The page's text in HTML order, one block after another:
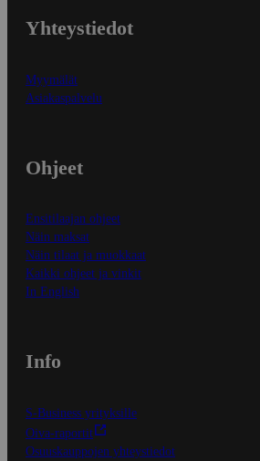
Yhteystiedot
Myymälät
Asiakaspalvelu
Ohjeet
Ensitilaajan ohjeet
Näin maksat
Näin tilaat ja muokkaat
Kaikki ohjeet ja vinkit
In English
Info
S-Business yrityksille
Oiva-raportit
Osuuskauppojen yhteystiedot